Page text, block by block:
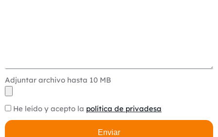
Adjuntar archivo hasta 10 MB
He leído y acepto la política de privadesa
Enviar